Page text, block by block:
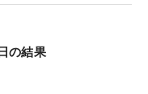
ギーで「73」のラ
としている。
の結果